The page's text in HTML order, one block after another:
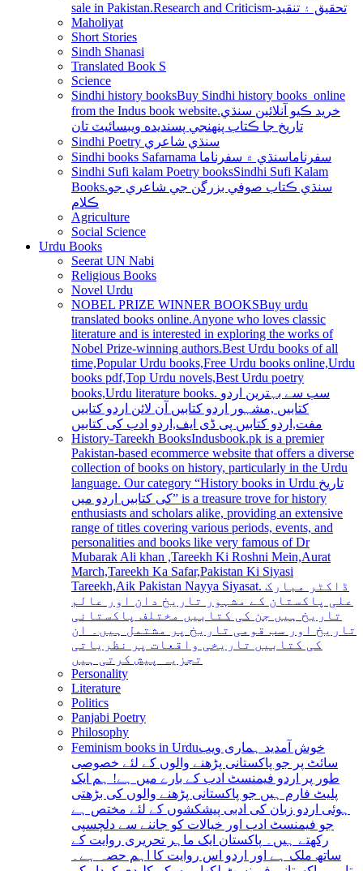
sale in Pakistan.Research and Criticism-تحقيق ۽ تنقيد
Maholiyat
Short Stories
Sindh Shanasi
Translated Book S
Science
Sindhi history booksBuy Sindhi history books online
from the Indus book website.خريد ڪيو آنلائين سنڌي
تاريخ جا ڪتاب پنھنجي پسنديده ويبسائيٽ تان
Sindhi Poetry سنڌي شاعري
Sindhi books Safarnama سفرناماسنڌي ۾ سفرناما
Sindhi Sufi kalam Poetry booksSindhi Sufi Kalam
Books.سنڌي ڪتاب صوفي بزرگن جي شاعري جو
ڪلام
Agriculture
Social Science
Urdu Books
Seerat UN Nabi
Religious Books
Novel Urdu
NOBEL PRIZE WINNER BOOKSBuy urdu
translated books online.Anyone who loves classic
literature and is interested in exploring the works of
Nobel Prize-winning authors.Best Urdu books of all
time,Popular Urdu books,Free Urdu books online,Urdu
books pdf,Top Urdu novels,Best Urdu poetry
books,Urdu literature books. سب سے بہترین اردو
کتابیں ,مشہور اردو کتابیں آن لائن اردو کتابیں
مفت,اردو کتابیں پی ڈی ایف,اردو ادب کی کتابیں
History-Tareekh BooksIndusbook.pk is a premier
Pakistan-based ecommerce website that offers a diverse
collection of books on history, particularly in the Urdu
language. Our category “History books in Urdu تاریخ
کی کتابیں اردو میں” is a treasure trove for history
enthusiasts and scholars alike, providing an extensive
range of titles covering various periods, events, and
personalities and books like very famous of Dr
Mubarak Ali khan ,Tareekh Ki Roshni Mein,Aurat
March,Tareekh Ka Safar,Pakistan Ki Siyasi
Tareekh,Aik Pakistan Nayya Siyasat. ڈاکٹر مبارک
علی پاکستان کے مشہور تاریخ دان اور عالم
تاریخ ہیں جن کی کتابیں مختلف پاکستانی
تاریخ اور سب قومی تاریخ پر مشتمل ہیں۔ ان
کی کتابیں تاریخی واقعات پر نظریاتی
تجزیہ پیش کرتی ہیں
Personality
Literature
Politics
Panjabi Poetry
Philosophy
Feminism books in Urduخوش آمدید ہماری ویب
سائٹ پر جو پاکستانی پڑھنے والوں کے لئے خصوصی
طور پر اردو فیمنسٹ ادب کے بارے میں ہے! ہم ایک
پلیٹ فارم ہیں جو پاکستانی پڑھنے والوں کی بڑھتی
ہوئی اردو زبان کی ادبی پیشکشوں کے لئے مختص ہے
جو فیمنسٹ ادب اور خیالات کو جاننے سے دلچسپی
رکھتے ہیں۔ پاکستان ایک ماہر تحریری روایت کے
ساتھ ملک ہے اور اردو اس روایت کا اہم حصہ ہے۔